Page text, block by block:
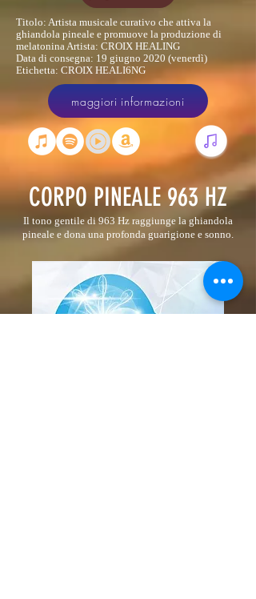
Titolo: Artista musicale curativo che attiva la
ghiandola pineale e promuove la produzione di
melatonina Artista: CROIX HEALING
Data di consegna: 19 giugno 2020 (venerdì)
Etichetta: CROIX HEALI6NG
maggiori informazioni
CORPO PINEALE 963 HZ
Il tono gentile di 963 Hz raggiunge la ghiandola
pineale e dona una profonda guarigione e sonno.